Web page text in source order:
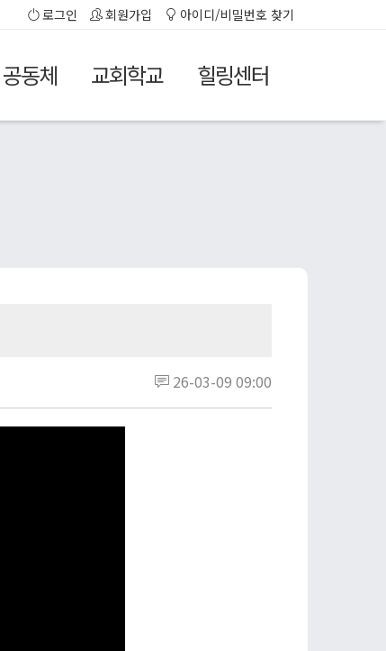
로그인 회원가입 아이디/비밀번호 찾기
공동체 교회학교 힐링센터
26-03-09 09:00